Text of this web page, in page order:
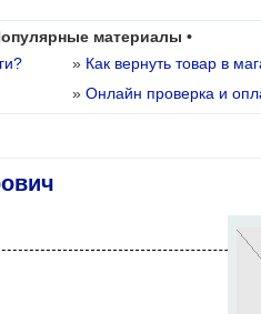
материалы •
» Как вернуть товар в
» Онлайн проверка и